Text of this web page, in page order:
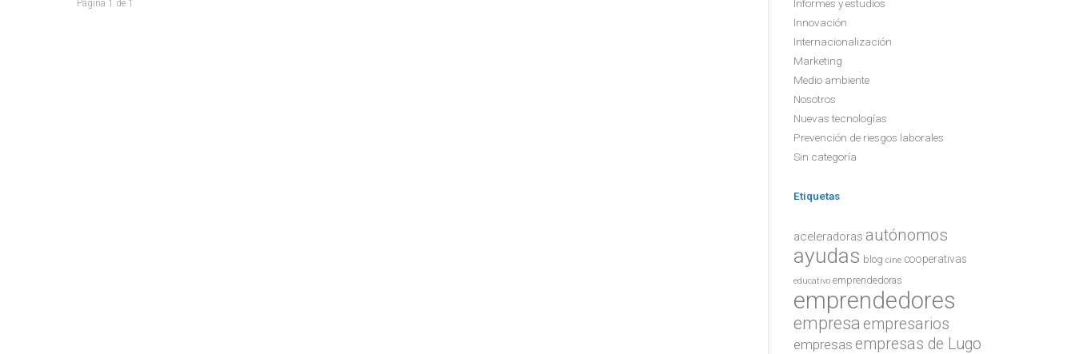
Página 1 de 1
Informes y estudios
Innovación
Internacionalización
Marketing
Medio ambiente
Nosotros
Nuevas tecnologías
Prevención de riesgos laborales
Sin categoría
Etiquetas
aceleradoras autónomos
ayudas blog cine cooperativas
educativo emprendedoras
emprendedores
empresa empresarios
empresas empresas de Lugo